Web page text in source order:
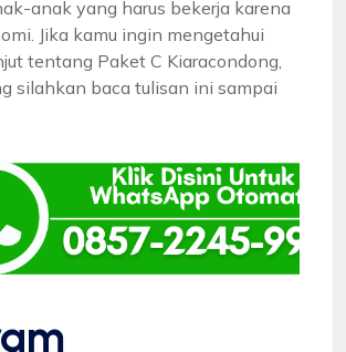
anak yang harus bekerja karena
Jika kamu ingin mengetahui
tentang Paket C Kiaracondong,
silahkan baca tulisan ini sampai